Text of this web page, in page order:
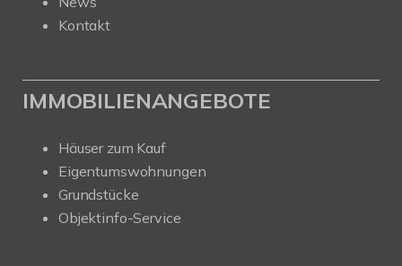
Kontakt
IMMOBILIENANGEBOTE
Häuser zum Kauf
Eigentumswohnungen
Grundstücke
Objektinfo-Service